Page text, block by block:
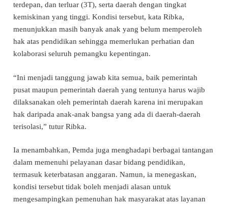
terdepan, dan terluar (3T), serta daerah dengan tingkat
kemiskinan yang tinggi. Kondisi tersebut, kata Ribka,
menunjukkan masih banyak anak yang belum memperoleh
hak atas pendidikan sehingga memerlukan perhatian dan
kolaborasi seluruh pemangku kepentingan.
“Ini menjadi tanggung jawab kita semua, baik pemerintah
pusat maupun pemerintah daerah yang tentunya harus wajib
dilaksanakan oleh pemerintah daerah karena ini merupakan
hak daripada anak-anak bangsa yang ada di daerah-daerah
terisolasi,” tutur Ribka.
Ia menambahkan, Pemda juga menghadapi berbagai tantangan
dalam memenuhi pelayanan dasar bidang pendidikan,
termasuk keterbatasan anggaran. Namun, ia menegaskan,
kondisi tersebut tidak boleh menjadi alasan untuk
mengesampingkan pemenuhan hak masyarakat atas layanan